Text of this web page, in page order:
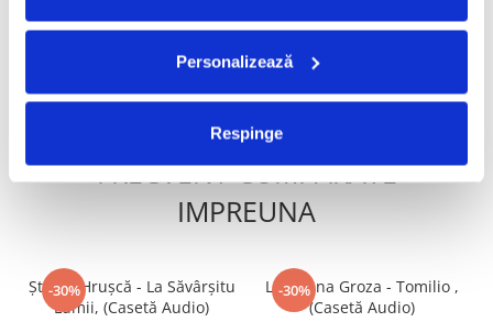
Personalizează
Respinge
ADAUGA IN COS ADAUGA IN COS
FRECVENT CUMPARATE
IMPREUNA
-30%
Ștefan Hrușcă - La Săvârșitu
Lumii, (Casetă Audio)
-30%
Loredana Groza - Tomilio ,
(Casetă Audio)